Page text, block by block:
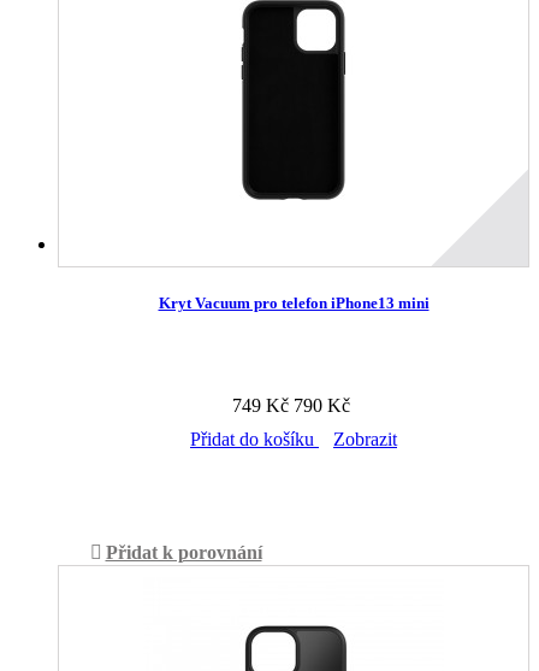
Kryt Vacuum pro telefon iPhone13 mini
749 Kč 790 Kč
Přidat do košíku
Zobrazit
Přidat k porovnání